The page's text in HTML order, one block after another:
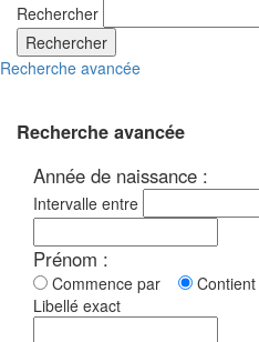
Rechercher
Rechercher
Recherche avancée
Recherche avancée
Année de naissance :
Intervalle entre
Prénom :
Commence par Contient
Libellé exact